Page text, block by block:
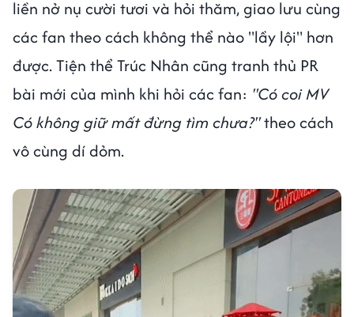
liền nở nụ cười tươi và hỏi thăm, giao lưu cùng
các fan theo cách không thể nào "lầy lội" hơn
được. Tiện thể Trúc Nhân cũng tranh thủ PR
bài mới của mình khi hỏi các fan: "Có coi MV
Có không giữ mất đừng tìm chưa?"theo cách
vô cùng dí dỏm.